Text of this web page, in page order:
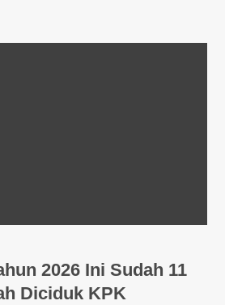
2026 Ini Sudah 11
Diciduk KPK